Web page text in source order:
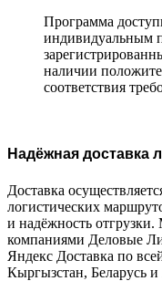
Программа
индивидуальным
наличии
соответствия
Надёжная доставка
Доставка
логистических
и надёжность
компаниями Деловые
Яндекс Доставка по
Кыргызстан, Беларусь